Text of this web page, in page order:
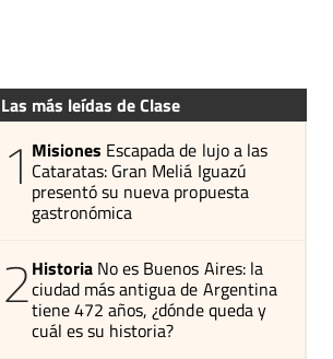
Las más leídas de Clase
1 Misiones Escapada de lujo a las
Cataratas: Gran Meliá Iguazú
presentó su nueva propuesta
gastronómica
2Historia No es Buenos Aires: la
ciudad más antigua de Argentina
tiene 472 años, ¿dónde queda y
cuál es su historia?